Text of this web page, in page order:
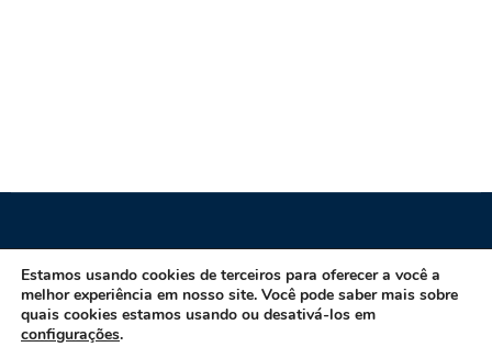
CÂMARA MUNICIPAL DE RIO REAL/BA
CNPJ: 13.253.620/0001-84 Endereço: Rua Maria Angélica
Estamos usando cookies de terceiros para oferecer a você a
melhor experiência em nosso site. Você pode saber mais sobre
quais cookies estamos usando ou desativá-los em
configurações.